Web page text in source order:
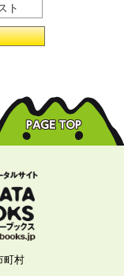
ト
町村